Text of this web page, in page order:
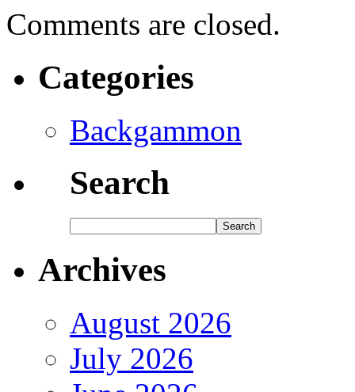
Comments are closed.
Categories
Backgammon
Search
Archives
August 2026
July 2026